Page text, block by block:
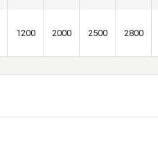
1200 2000 2500 2800